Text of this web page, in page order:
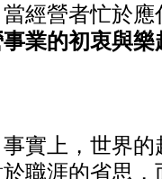
經營者忙於應
業的初衷與樂
實上，世界的
職涯的省思，